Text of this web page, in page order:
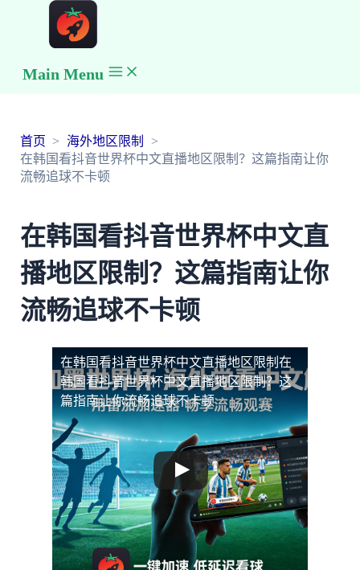
Main Menu
首页
海外地区限制
在韩国看抖音世界杯中文直播地区限制？这篇指南让你
流畅追球不卡顿
在韩国看抖音世界杯中文直
播地区限制？这篇指南让你
流畅追球不卡顿
在韩国看抖音世界杯中文直播地区限制 在
韩国看抖音世界杯中文直播地区限制？这
篇指南让你流畅追球不卡顿